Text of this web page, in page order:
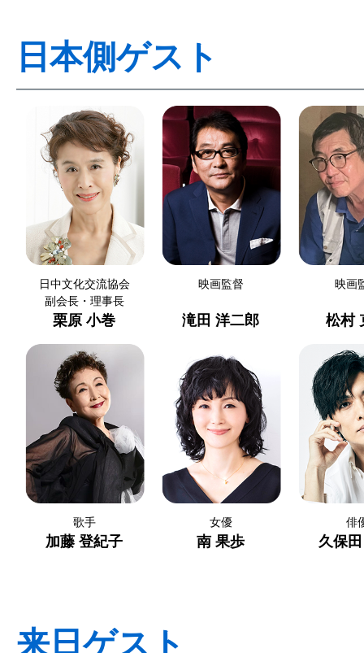
日本側ゲスト
日中文化交流協会
副会長・理事長
栗原 小巻
映画監督
滝田 洋二郎
映画
松村
歌手
加藤 登紀子
女優
南 果歩
俳
久保
来日ゲスト